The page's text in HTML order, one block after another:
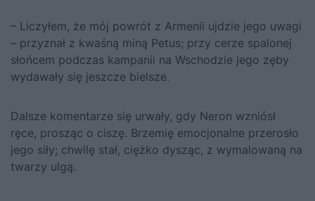
– Liczyłem, że mój powrót z Armenii ujdzie jego uwagi
– przyznał z kwaśną miną Petus; przy cerze spalonej
słońcem podczas kampanii na Wschodzie jego zęby
wydawały się jeszcze bielsze.
Dalsze komentarze się urwały, gdy Neron wzniósł
ręce, prosząc o ciszę. Brzemię emocjonalne przerosło
jego siły; chwilę stał, ciężko dysząc, z wymalowaną na
twarzy ulgą.